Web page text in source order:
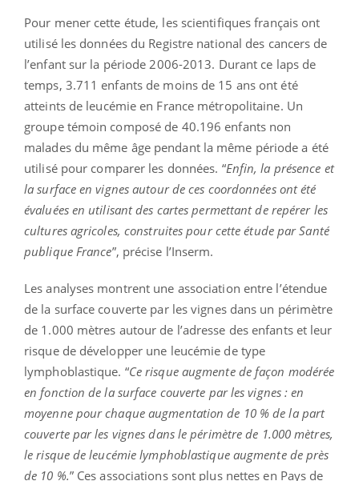
Pour mener cette étude, les scientifiques français ont
utilisé les données du Registre national des cancers de
l’enfant sur la période 2006-2013. Durant ce laps de
temps, 3.711 enfants de moins de 15 ans ont été
atteints de leucémie en France métropolitaine. Un
groupe témoin composé de 40.196 enfants non
malades du même âge pendant la même période a été
utilisé pour comparer les données. “Enfin, la présence et
la surface en vignes autour de ces coordonnées ont été
évaluées en utilisant des cartes permettant de repérer les
cultures agricoles, construites pour cette étude par Santé
publique France”, précise l’Inserm.
Les analyses montrent une association entre l’étendue
de la surface couverte par les vignes dans un périmètre
de 1.000 mètres autour de l’adresse des enfants et leur
risque de développer une leucémie de type
lymphoblastique. “Ce risque augmente de façon modérée
en fonction de la surface couverte par les vignes : en
moyenne pour chaque augmentation de 10 % de la part
couverte par les vignes dans le périmètre de 1.000 mètres,
le risque de leucémie lymphoblastique augmente de près
de 10 %.” Ces associations sont plus nettes en Pays de